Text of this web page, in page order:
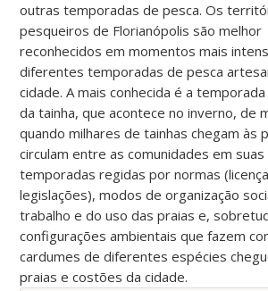
outras temporadas de pesca. Os
pesqueiros de Florianópolis são melhor
reconhecidos em momentos mais
diferentes temporadas de pesca
cidade. A mais conhecida é a
da tainha, que acontece no inverno, de
quando milhares de tainhas chegam às
circulam entre as comunidades em suas
temporadas regidas por normas
legislações), modos de organização
trabalho e do uso das praias e,
configurações ambientais que fazem
cardumes de diferentes espécies
praias e costões da cidade.